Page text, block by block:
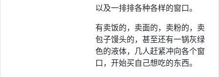
以及一排排各种各样的窗口。
有卖饭的，卖面的，卖粉的，卖
包子馒头的，甚至还有一锅灰绿
色的液体，几人赶紧冲向各个窗
口，开始买自己想吃的东西。